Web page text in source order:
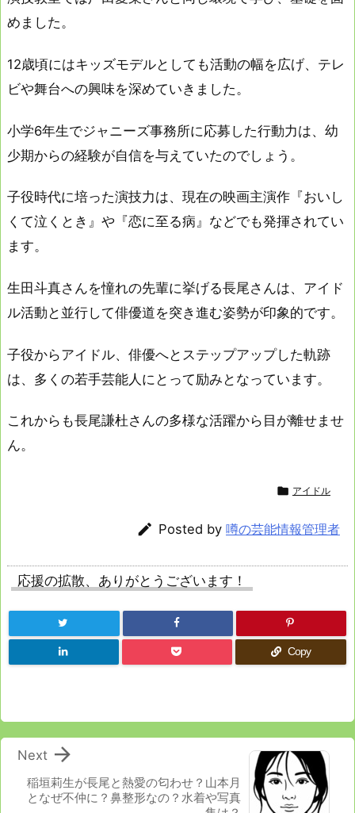
めました。
12歳頃にはキッズモデルとしても活動の幅を広げ、テレ
ビや舞台への興味を深めていきました。
小学6年生でジャニーズ事務所に応募した行動力は、幼
少期からの経験が自信を与えていたのでしょう。
子役時代に培った演技力は、現在の映画主演作『おいし
くて泣くとき』や『恋に至る病』などでも発揮されてい
ます。
生田斗真さんを憧れの先輩に挙げる長尾さんは、アイド
ル活動と並行して俳優道を突き進む姿勢が印象的です。
子役からアイドル、俳優へとステップアップした軌跡
は、多くの若手芸能人にとって励みとなっています。
これからも長尾謙杜さんの多様な活躍から目が離せませ
ん。
 アイドル
 Posted by 噂の芸能情報管理者
応援の拡散、ありがとうございます！
Copy
稲垣莉生が長尾と熱愛の匂わせ？山本月
となぜ不仲に？鼻整形なの？水着や写真

Next